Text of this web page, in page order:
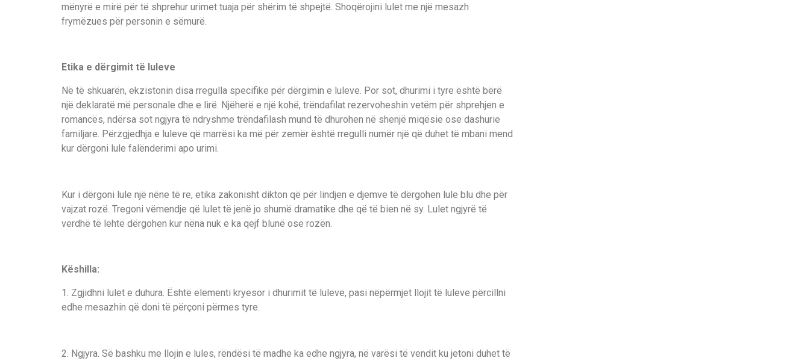
mënyrë e mirë për të shprehur urimet tuaja për shërim të shpejtë. Shoqërojini lulet me një mesazh
frymëzues për personin e sëmurë.
Etika e dërgimit të luleve
Në të shkuarën, ekzistonin disa rregulla specifike për dërgimin e luleve. Por sot, dhurimi i tyre është bërë
një deklaratë më personale dhe e lirë. Njëherë e një kohë, trëndafilat rezervoheshin vetëm për shprehjen e
romancës, ndërsa sot ngjyra të ndryshme trëndafilash mund të dhurohen në shenjë miqësie ose dashurie
familjare. Përzgjedhja e luleve që marrësi ka më për zemër është rregulli numër një që duhet të mbani mend
kur dërgoni lule falënderimi apo urimi.
Kur i dërgoni lule një nëne të re, etika zakonisht dikton që për lindjen e djemve të dërgohen lule blu dhe për
vajzat rozë. Tregoni vëmendje që lulet të jenë jo shumë dramatike dhe që të bien në sy. Lulet ngjyrë të
verdhë të lehtë dërgohen kur nëna nuk e ka qejf blunë ose rozën.
Këshilla:
1. Zgjidhni lulet e duhura. Është elementi kryesor i dhurimit të luleve, pasi nëpërmjet llojit të luleve përcillni
edhe mesazhin që doni të përçoni përmes tyre.
2. Ngjyra. Së bashku me llojin e lules, rëndësi të madhe ka edhe ngjyra, në varësi të vendit ku jetoni duhet të